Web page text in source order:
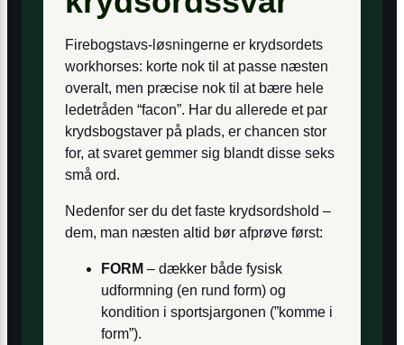
Firebogstavs-løsningerne er krydsordets
workhorses: korte nok til at passe næsten
overalt, men præcise nok til at bære hele
ledetråden “facon”. Har du allerede et par
krydsbogstaver på plads, er chancen stor
for, at svaret gemmer sig blandt disse seks
små ord.
Nedenfor ser du det faste krydsordshold –
dem, man næsten altid bør afprøve først:
FORM – dækker både fysisk
udformning (en rund form) og
kondition i sportsjargonen (”komme i
form”).